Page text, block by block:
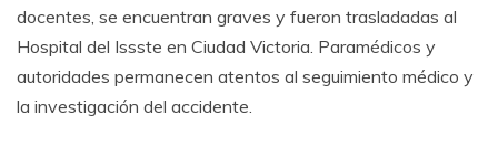
docentes, se encuentran graves y fueron trasladadas al
Hospital del Issste en Ciudad Victoria. Paramédicos y
autoridades permanecen atentos al seguimiento médico y
la investigación del accidente.